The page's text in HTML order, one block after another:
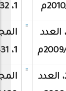
1، 1432هـ/2011م
المجلد 21، العدد
1، 1431هـ/2010م
المجلد 20، العدد